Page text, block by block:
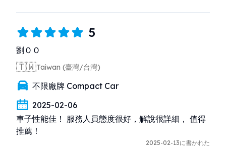
5
劉ＯＯ
🇹🇼Taiwan (臺灣/台灣)
不限廠牌 Compact Car
2025-02-06
車子性能佳！ 服務人員態度很好，解說很詳細， 值得
推薦！
2025-02-13に書かれた